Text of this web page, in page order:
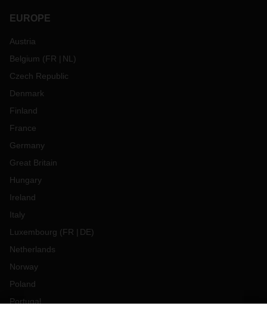
EUROPE
Austria
Belgium (FR NL )
Czech Republic
Denmark
Finland
France
Germany
Great Britain
Hungary
Ireland
Italy
Luxembourg (FR DE)
Netherlands
Norway
Poland
Portugal